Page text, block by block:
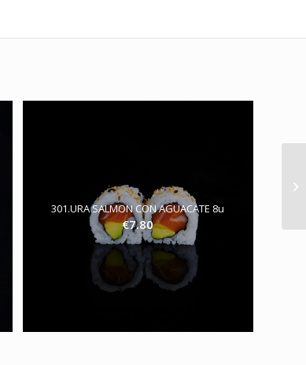
301.URA SALMON CON AGUACATE 8u
€7.80